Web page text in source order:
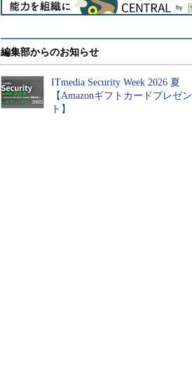
編集部からのお知らせ
ITmedia Security Week 2026 夏
【Amazonギフトカードプレゼン
ト】